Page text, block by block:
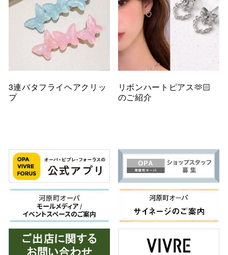
3連バタフライヘアクリッ
プ
リボンハートピアス🫶🏻
のご紹介